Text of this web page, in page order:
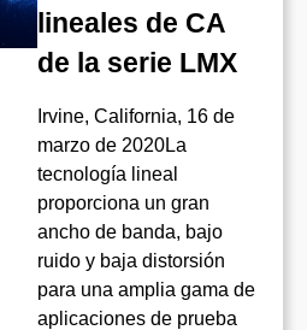
lineales de CA
de la serie LMX
Irvine, California, 16 de
marzo de 2020La
tecnología lineal
proporciona un gran
ancho de banda, bajo
ruido y baja distorsión
para una amplia gama de
aplicaciones de prueba